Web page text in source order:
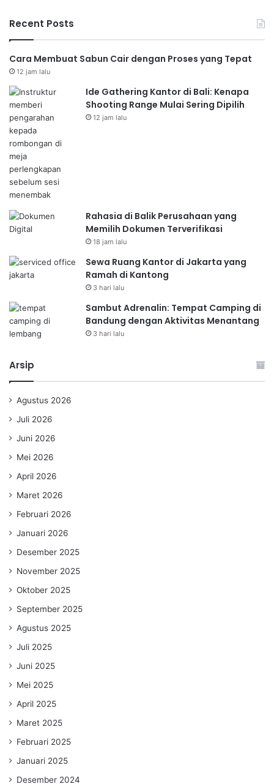
Recent Posts
Cara Membuat Sabun Cair dengan Proses yang Tepat
12 jam lalu
Ide Gathering Kantor di Bali: Kenapa
Shooting Range Mulai Sering Dipilih
12 jam lalu
Rahasia di Balik Perusahaan yang
Memilih Dokumen Terverifikasi
18 jam lalu
Sewa Ruang Kantor di Jakarta yang
Ramah di Kantong
3 hari lalu
Sambut Adrenalin: Tempat Camping di
Bandung dengan Aktivitas Menantang
3 hari lalu
Arsip
Agustus 2026
Juli 2026
Juni 2026
Mei 2026
April 2026
Maret 2026
Februari 2026
Januari 2026
Desember 2025
November 2025
Oktober 2025
September 2025
Agustus 2025
Juli 2025
Juni 2025
Mei 2025
April 2025
Maret 2025
Februari 2025
Januari 2025
Desember 2024